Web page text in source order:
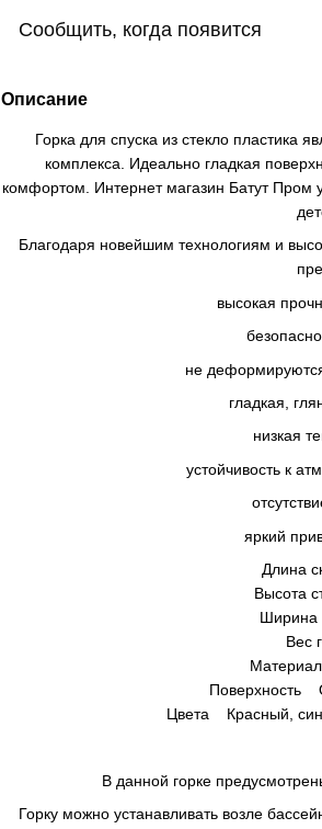
Сообщить, когда появится
Описание
Горка для спуска из стекло пластика
комплекса. Идеально гладкая
комфортом. Интернет магазин Батут Пром
Благодаря новейшим технологиям и
высокая
не
гладкая,
низкая
устойчивость к
яркий
Длина
Высота
Ширина
Вес
Поверхность
Цвета Красный,
В данной горке
Горку можно устанавливать возле